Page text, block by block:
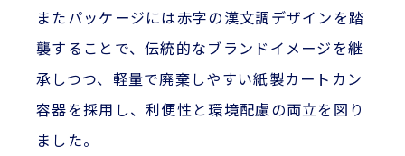
またパッケージには赤字の漢文調デザインを踏
襲することで、伝統的なブランドイメージを継
承しつつ、軽量で廃棄しやすい紙製カートカン
容器を採用し、利便性と環境配慮の両立を図り
ました。